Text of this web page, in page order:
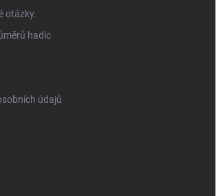
otázky.
hadic
údajů